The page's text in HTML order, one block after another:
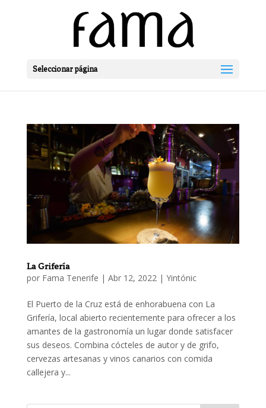
Seleccionar página
La Grifería
por Fama Tenerife | Abr 12, 2022 | Yintónic
El Puerto de la Cruz está de enhorabuena con La
Grifería, local abierto recientemente para ofrecer a los
amantes de la gastronomía un lugar donde satisfacer
sus deseos. Combina cócteles de autor y de grifo,
cervezas artesanas y vinos canarios con comida
callejera y...